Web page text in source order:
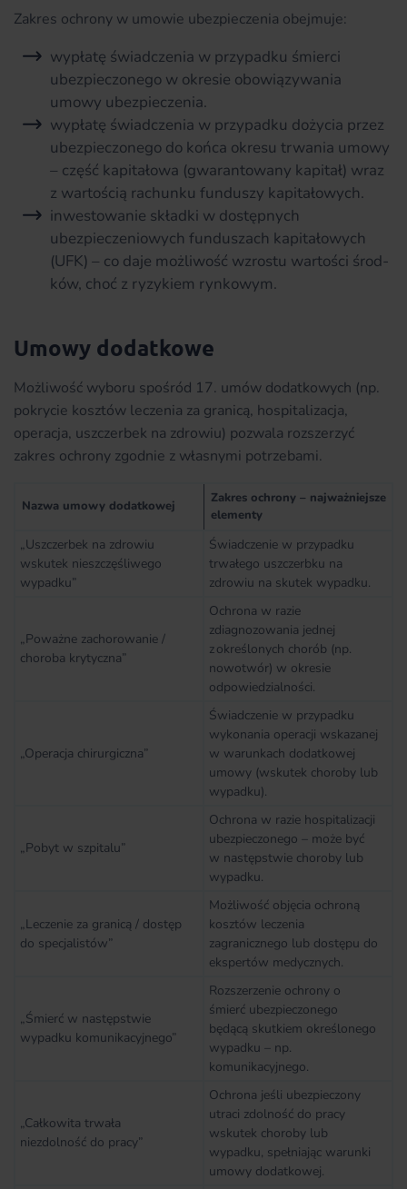
Zakres ochrony w umowie ubezpieczenia obejmuje:
wypłatę świadczenia w przypadku śmierci
ubezpieczonego w okresie obowiązywania
umowy ubezpieczenia.
wypłatę świadczenia w przypadku dożycia przez
ubezpieczonego do końca okresu trwania umowy
– część kapitałowa (gwarantowany kapitał) wraz
z wartością rachunku funduszy kapitałowych.
inwestowanie składki w dostępnych
ubezpieczeniowych funduszach kapitałowych
(UFK) – co daje możliwość wzrostu wartości środ­
ków, choć z ryzykiem rynkowym.
Umowy dodatkowe
Możliwość wyboru spośród 17. umów dodatkowych (np.
pokrycie kosztów leczenia za granicą, hospitalizacja,
operacja, uszczerbek na zdrowiu) pozwala rozszerzyć
zakres ochrony zgodnie z własnymi potrzebami.
Nazwa umowy dodatkowej
Zakres ochrony – najważniejsze
elementy
„Uszczerbek na zdrowiu
wskutek nieszczęśliwego
wypadku”
Świadczenie w przypadku
trwałego uszczerbku na
zdrowiu na skutek wypadku.
„Poważne zachorowanie /
choroba krytyczna”
Ochrona w razie
zdiagnozowania jednej
z określonych chorób (np.
nowotwór) w okresie
odpowiedzialności.
„Operacja chirurgiczna”
Świadczenie w przypadku
wykonania operacji wskazanej
w warunkach dodatkowej
umowy (wskutek choroby lub
wypadku).
„Pobyt w szpitalu”
Ochrona w razie hospitalizacji
ubezpieczonego – może być
w następstwie choroby lub
wypadku.
„Leczenie za granicą / dostęp
do specjalistów”
Możliwość objęcia ochroną
kosztów leczenia
zagranicznego lub dostępu do
ekspertów medycznych.
„Śmierć w następstwie
wypadku komunikacyjnego”
Rozszerzenie ochrony o
śmierć ubezpieczonego
będącą skutkiem określonego
wypadku – np.
komunikacyjnego.
„Całkowita trwała
niezdolność do pracy”
Ochrona jeśli ubezpieczony
utraci zdolność do pracy
wskutek choroby lub
wypadku, spełniając warunki
umowy dodatkowej.